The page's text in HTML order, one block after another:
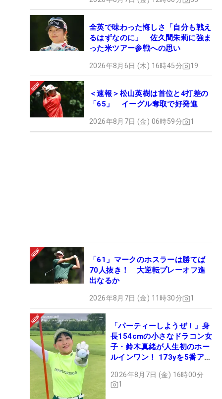
全英で味わった悔しさ「自分も戦え
るはずなのに」 佐久間朱莉に強ま
った米ツアー参戦への思い
2026年8月6日 (木) 16時45分 19
＜速報＞松山英樹は首位と4打差の
「65」 イーグル奪取で好発進
2026年8月7日 (金) 06時59分 1
「61」マークのホスラーは勝てば
70人抜き！ 大逆転プレーオフ進
出なるか
2026年8月7日 (金) 11時30分 1
「パーティーしようぜ！」身
長154cmの小さなドラコン女
子・鈴木真緒が人生初のホー
ルインワン！ 173yを5番アイ
2026年8月7日 (金) 16時00分
1